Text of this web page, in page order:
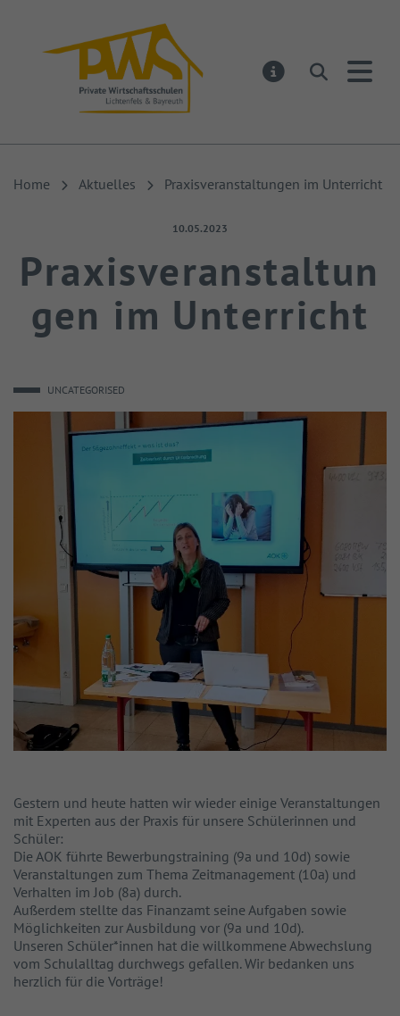
Suchen
Home Aktuelles Praxisveranstaltungen im Unterricht
Veröffentlicht am:
10.05.2023
Praxisveranstaltun
gen im Unterricht
UNCATEGORISED
Gestern und heute hatten wir wieder einige Veranstaltungen
mit Experten aus der Praxis für unsere Schülerinnen und
Schüler:
Die AOK führte Bewerbungstraining (9a und 10d) sowie
Veranstaltungen zum Thema Zeitmanagement (10a) und
Verhalten im Job (8a) durch.
Außerdem stellte das Finanzamt seine Aufgaben sowie
Möglichkeiten zur Ausbildung vor (9a und 10d).
Unseren Schüler*innen hat die willkommene Abwechslung
vom Schulalltag durchwegs gefallen. Wir bedanken uns
herzlich für die Vorträge!